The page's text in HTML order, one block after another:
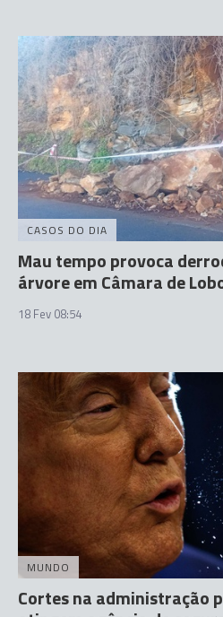
CASOS DO DIA
Mau tempo provoca
árvore em Câmara de
18 Fev 08:54
MUNDO
Cortes na administração